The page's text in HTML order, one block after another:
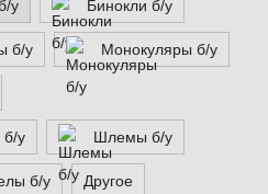
у Бинокли б/у
б/у Монокуляры б/у
б/у Шлемы б/у
б/у Другое